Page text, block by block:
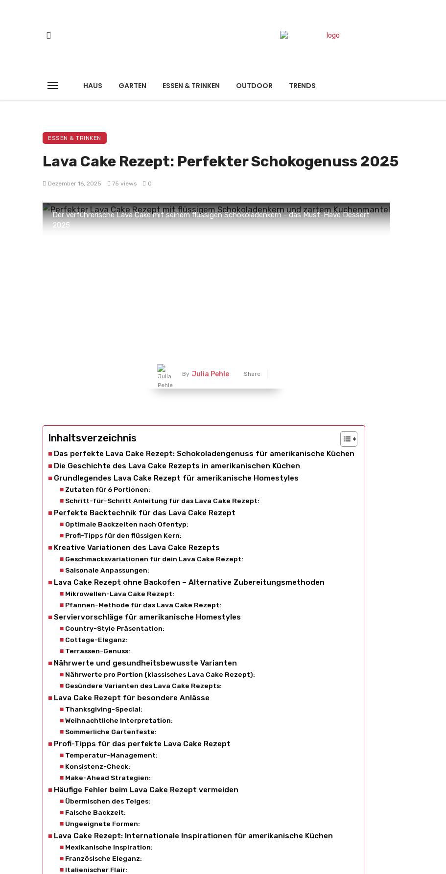
HAUS GARTEN ESSEN & TRINKEN OUTDOOR TRENDS
ESSEN & TRINKEN
Lava Cake Rezept: Perfekter Schokogenuss 2025
Dezember 16, 2025 75 views 0
Der verführerische Lava Cake mit seinem flüssigen Schokoladenkern - das Must-Have Dessert
2025
By Julia Pehle Share
Inhaltsverzeichnis
Das perfekte Lava Cake Rezept: Schokoladengenuss für amerikanische Küchen
Die Geschichte des Lava Cake Rezepts in amerikanischen Küchen
Grundlegendes Lava Cake Rezept für amerikanische Homestyles
Zutaten für 6 Portionen:
Schritt-für-Schritt Anleitung für das Lava Cake Rezept:
Perfekte Backtechnik für das Lava Cake Rezept
Optimale Backzeiten nach Ofentyp:
Profi-Tipps für den flüssigen Kern:
Kreative Variationen des Lava Cake Rezepts
Geschmacksvariationen für dein Lava Cake Rezept:
Saisonale Anpassungen:
Lava Cake Rezept ohne Backofen – Alternative Zubereitungsmethoden
Mikrowellen-Lava Cake Rezept:
Pfannen-Methode für das Lava Cake Rezept:
Serviervorschläge für amerikanische Homestyles
Country-Style Präsentation:
Cottage-Eleganz:
Terrassen-Genuss:
Nährwerte und gesundheitsbewusste Varianten
Nährwerte pro Portion (klassisches Lava Cake Rezept):
Gesündere Varianten des Lava Cake Rezepts:
Lava Cake Rezept für besondere Anlässe
Thanksgiving-Special:
Weihnachtliche Interpretation:
Sommerliche Gartenfeste:
Profi-Tipps für das perfekte Lava Cake Rezept
Temperatur-Management:
Konsistenz-Check:
Make-Ahead Strategien:
Häufige Fehler beim Lava Cake Rezept vermeiden
Übermischen des Teiges:
Falsche Backzeit:
Ungeeignete Formen:
Lava Cake Rezept: Internationale Inspirationen für amerikanische Küchen
Mexikanische Inspiration:
Französische Eleganz:
Italienischer Flair: